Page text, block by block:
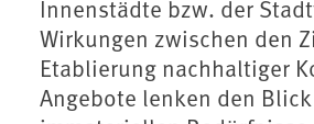
Innenstädte bzw. der
Wirkungen zwischen den
Etablierung nachhaltiger
Angebote lenken den